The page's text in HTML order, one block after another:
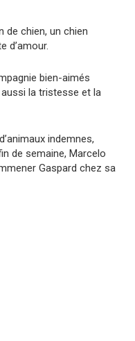
de chien, un chien
d’amour.
bien-aimés
la tristesse et la
indemnes,
de semaine, Marcelo
Gaspard chez sa